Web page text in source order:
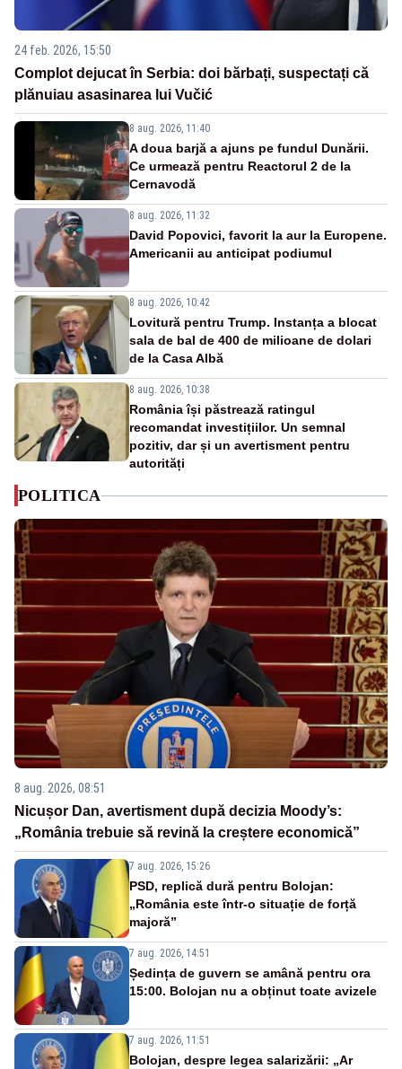
24 feb. 2026, 15:50
Complot dejucat în Serbia: doi bărbați, suspectați că
plănuiau asasinarea lui Vučić
8 aug. 2026, 11:40
A doua barjă a ajuns pe fundul Dunării.
Ce urmează pentru Reactorul 2 de la
Cernavodă
8 aug. 2026, 11:32
David Popovici, favorit la aur la Europene.
Americanii au anticipat podiumul
8 aug. 2026, 10:42
Lovitură pentru Trump. Instanța a blocat
sala de bal de 400 de milioane de dolari
de la Casa Albă
8 aug. 2026, 10:38
România își păstrează ratingul
recomandat investițiilor. Un semnal
pozitiv, dar și un avertisment pentru
autorități
POLITICA
8 aug. 2026, 08:51
Nicușor Dan, avertisment după decizia Moody’s:
„România trebuie să revină la creștere economică”
7 aug. 2026, 15:26
PSD, replică dură pentru Bolojan:
„România este într-o situație de forță
majoră”
7 aug. 2026, 14:51
Ședința de guvern se amână pentru ora
15:00. Bolojan nu a obținut toate avizele
7 aug. 2026, 11:51
Bolojan, despre legea salarizării: „Ar